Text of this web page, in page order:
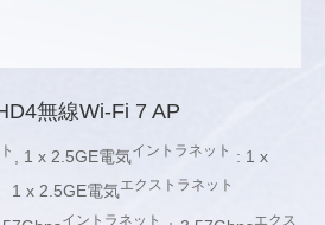
無線Wi-Fi 7 AP
, 1 x 2.5GE電気イントラネット
: 1 x
、1 x 2.5GE電気エクストラネット
イントラネット エクス